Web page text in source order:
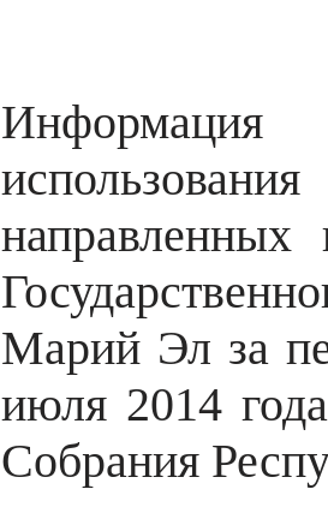
Информация
направленных
Марий Эл за
июля 2014
Собрания